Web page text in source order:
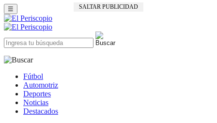
SALTAR PUBLICIDAD
☰
Fútbol
Automotriz
Deportes
Noticias
Destacados